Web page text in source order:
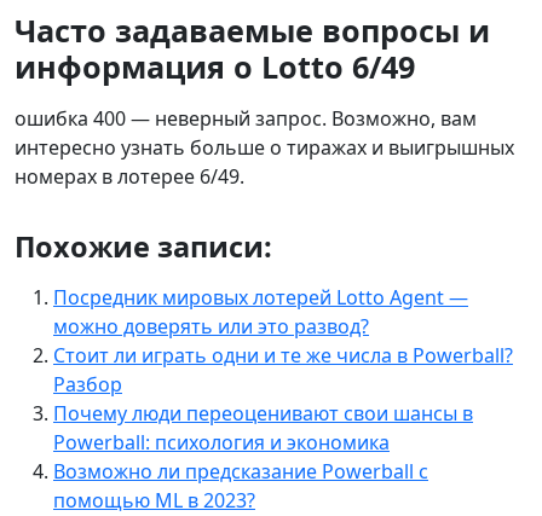
Часто задаваемые вопросы и
информация о Lotto 6/49
ошибка 400 — неверный запрос. Возможно, вам
интересно узнать больше о тиражах и выигрышных
номерах в лотерее 6/49.
Похожие записи:
Посредник мировых лотерей Lotto Agent —
можно доверять или это развод?
Стоит ли играть одни и те же числа в Powerball?
Разбор
Почему люди переоценивают свои шансы в
Powerball: психология и экономика
Возможно ли предсказание Powerball с
помощью ML в 2023?